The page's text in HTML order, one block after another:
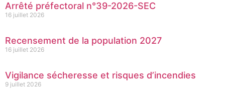
Arrêté préfectoral n°39-2026-SEC
16 juillet 2026
Recensement de la population 2027
16 juillet 2026
Vigilance sécheresse et risques d’incendies
9 juillet 2026